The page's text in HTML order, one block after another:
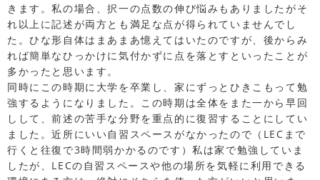
きます。私の場合、択一の点数の伸び悩みもありましたがそ
れ以上に記述が両方とも満足な点が得られていませんでし
た。ひな形自体はまあまあ憶えてはいたのですが、後からみ
れば簡単なひっかけに気付かずに点を落とすといったことが
多かったと思います。
同時にこの時期に大学を卒業し、家にずっとひきこもって勉
強するようになりました。この時期は全体をまた一から早回
しして、前述の苦手な分野を重点的に復習することにしてい
ました。近所にいい自習スペースがなかったので（LECまで
行くと往復で3時間弱かかるのです）私は家で勉強していま
したが、LECの自習スペースや他の場所を気軽に利用できる